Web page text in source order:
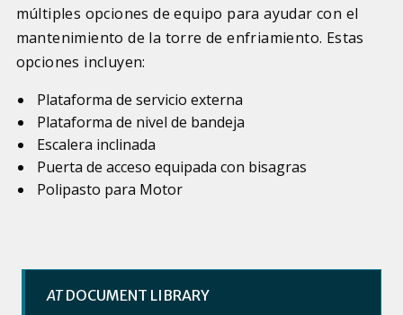
múltiples opciones de equipo para ayudar con el
mantenimiento de la torre de enfriamiento. Estas
opciones incluyen:
Plataforma de servicio externa
Plataforma de nivel de bandeja
Escalera inclinada
Puerta de acceso equipada con bisagras
Polipasto para Motor
ATDOCUMENT LIBRARY